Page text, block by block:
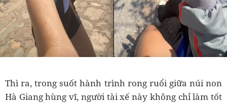
Thì ra, trong suốt hành trình rong ruổi giữa núi non
Hà Giang hùng vĩ, người tài xế này không chỉ làm tốt